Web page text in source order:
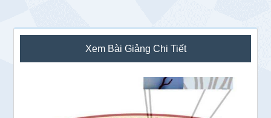
Sidebar
chính
Xem Bài Giảng Chi Tiết